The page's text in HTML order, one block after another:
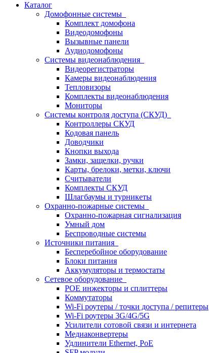
Каталог
Домофонные системы
Комплект домофона
Видеодомофоны
Вызывные панели
Аудиодомофоны
Системы видеонаблюдения
Видеорегистраторы
Камеры видеонаблюдения
Тепловизоры
Комплекты видеонаблюдения
Мониторы
Системы контроля доступа (СКУД)
Контроллеры СКУД
Кодовая панель
Доводчики
Кнопки выхода
Замки, защелки, ручки
Карты, брелоки, метки, ключи
Считыватели
Комплекты СКУД
Шлагбаумы и турникеты
Охранно-пожарные системы
Охранно-пожарная сигнализация
Умный дом
Беспроводные системы
Источники питания
Бесперебойное оборудование
Блоки питания
Аккумуляторы и термостаты
Сетевое оборудование
POE инжекторы и сплиттеры
Коммутаторы
Wi-Fi роутеры / точки доступа / репитеры
Wi-Fi роутеры 3G/4G/5G
Усилители сотовой связи и интернета
Медиаконвертеры
Удлинители Ethernet, PoE